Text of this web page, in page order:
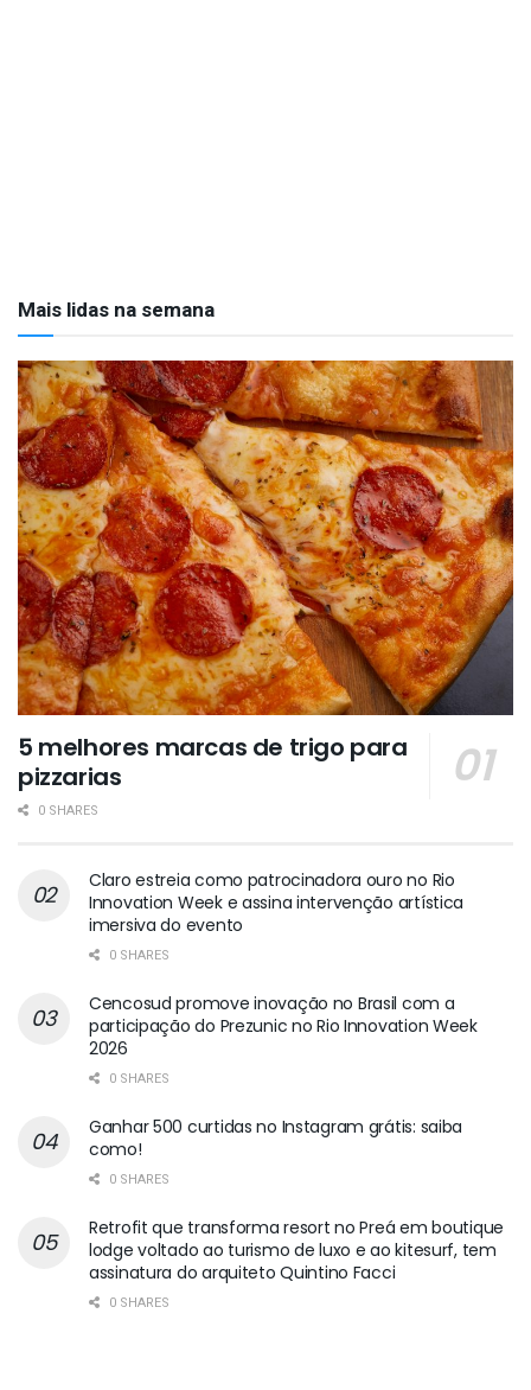
Mais lidas na semana
5 melhores marcas de trigo para
pizzarias
0 SHARES
Claro estreia como patrocinadora ouro no Rio
Innovation Week e assina intervenção artística
imersiva do evento
0 SHARES
Cencosud promove inovação no Brasil com a
participação do Prezunic no Rio Innovation Week
2026
0 SHARES
Ganhar 500 curtidas no Instagram grátis: saiba
como!
0 SHARES
Retrofit que transforma resort no Preá em boutique
lodge voltado ao turismo de luxo e ao kitesurf, tem
assinatura do arquiteto Quintino Facci
0 SHARES